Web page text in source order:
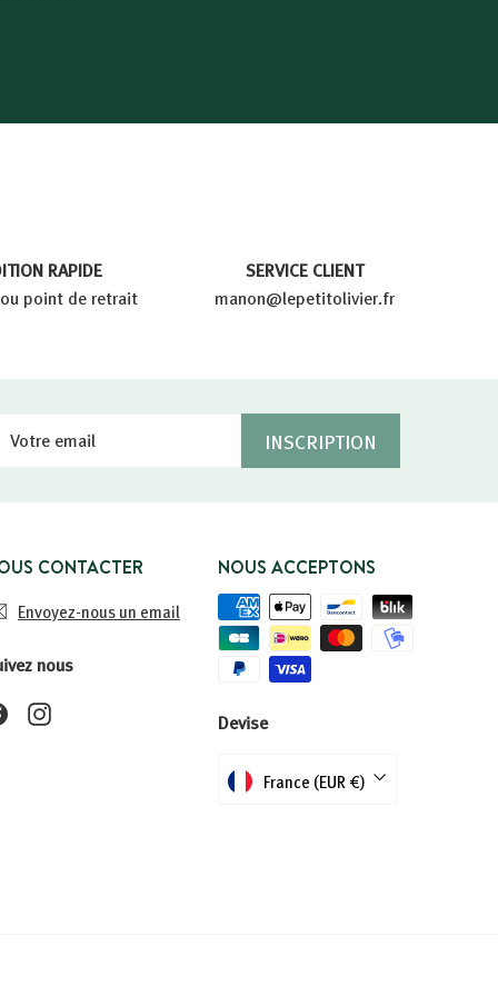
RAPIDE
point de retrait
SERVICE CLIENT
manon@lepetitolivier.fr
Votre
Inscription INSCRIPTION
CONTACTER
Envoyez-nous un email
nous
FacebookInstagram
NOUS ACCEPTONS
Devise
France (EUR €)